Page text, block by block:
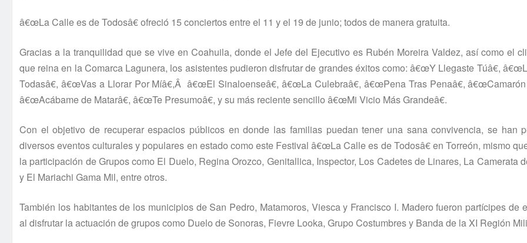
â€œLa Calle es de Todosâ€ ofreció 15 conciertos entre el 11 y el 19 de junio; todos de manera gratuita.
Gracias a la tranquilidad que se vive en Coahuila, donde el Jefe del Ejecutivo es Rubén Moreira Valdez, así­ como el
que reina en la Comarca Lagunera, los asistentes pudieron disfrutar de grandes éxitos como: â€œY Llegaste Túâ€,
Todasâ€, â€œVas a Llorar Por Mí­â€,Â â€œEl Sinaloenseâ€, â€œLa Culebraâ€, â€œPena Tras Penaâ€, â€œCamarón
â€œAcábame de Matarâ€, â€œTe Presumoâ€, y su más reciente sencillo â€œMi Vicio Más Grandeâ€.
Con el objetivo de recuperar espacios públicos en donde las familias puedan tener una sana convivencia, se han
diversos eventos culturales y populares en estado como este Festival â€œLa Calle es de Todosâ€ en Torreón, mismo
la participación de Grupos como El Duelo, Regina Orozco, Genitallica, Inspector, Los Cadetes de Linares, La Camerata
y El Mariachi Gama Mil, entre otros.
También los habitantes de los municipios de San Pedro, Matamoros, Viesca y Francisco I. Madero fueron partí­cipes de
al disfrutar la actuación de grupos como Duelo de Sonoras, Fievre Looka, Grupo Costumbres y Banda de la XI Región